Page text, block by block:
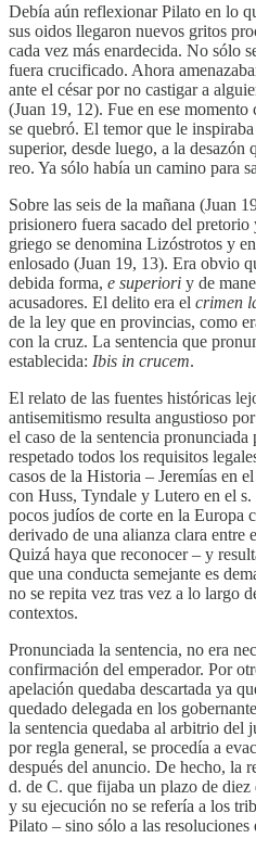
Debía aún reflexionar Pilato en lo
sus oidos llegaron nuevos gritos
cada vez más enardecida. No sólo
fuera crucificado. Ahora
ante el césar por no castigar a
(Juan 19, 12). Fue en ese
se quebró. El temor que le
superior, desde luego, a la desazón
reo. Ya sólo había un camino para
Sobre las seis de la mañana (Juan
prisionero fuera sacado del pretorio
griego se denomina Lizóstrotos y
enlosado (Juan 19, 13). Era obvio
debida forma, e superiori y de
acusadores. El delito era el crimen
de la ley que en provincias, como
con la cruz. La sentencia que
establecida: Ibis in crucem.
El relato de las fuentes históricas
antisemitismo resulta angustioso
el caso de la sentencia pronunciada
respetado todos los requisitos
casos de la Historia – Jeremías en
con Huss, Tyndale y Lutero en el
pocos judíos de corte en la Europa
derivado de una alianza clara
Quizá haya que reconocer – y
que una conducta semejante es
no se repita vez tras vez a lo largo
contextos.
Pronunciada la sentencia, no era
confirmación del emperador. Por
apelación quedaba descartada ya
quedado delegada en los
la sentencia quedaba al arbitrio del
por regla general, se procedía a
después del anuncio. De hecho, la
d. de C. que fijaba un plazo de diez
y su ejecución no se refería a los
Pilato – sino sólo a las resoluciones